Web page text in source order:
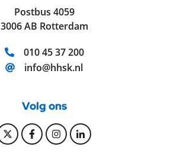
Postbus 4059
3006 AB Rotterdam
Telefoonnummer:
010 45 37 200
E-mailadres:
info@hhsk.nl
Volg ons
Bekijk onze Twitter pagina
Bekijk onze Facebook
Bekijk onze Instagram
Bekijk onze